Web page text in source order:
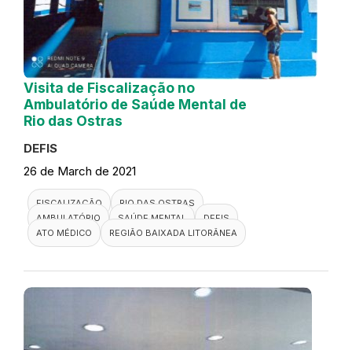
Visita de Fiscalização no
Ambulatório de Saúde Mental de
Rio das Ostras
DEFIS
26 de March de 2021
FISCALIZAÇÃO
RIO DAS OSTRAS
AMBULATÓRIO
SAÚDE MENTAL
DEFIS
ATO MÉDICO
REGIÃO BAIXADA LITORÂNEA